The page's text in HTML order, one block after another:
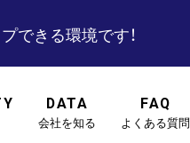
できる環境です！
DATA
会社を知る
FAQ
よくある質問